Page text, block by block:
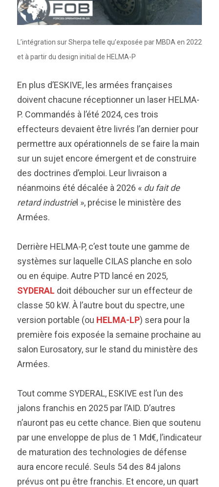
L’intégration sur Sherpa telle qu’exposée par MBDA en 2022
et à partir du design initial de HELMA-P
En plus d’ESKIVE, les armées françaises
doivent chacune réceptionner un laser HELMA-
P. Commandés à l’été 2024, ces trois
effecteurs devaient être livrés l’an dernier pour
permettre aux opérationnels de se faire la main
sur un sujet encore émergent et de construire
des doctrines d’emploi. Leur livraison a
néanmoins été décalée à 2026 « du fait de
retard industriel », précise le ministère des
Armées.
Derrière HELMA-P, c’est toute une gamme de
systèmes sur laquelle CILAS planche en solo
ou en équipe. Autre PTD lancé en 2025,
SYDERAL doit déboucher sur un effecteur de
classe 50 kW. À l’autre bout du spectre, une
version portable (ou HELMA-LP) sera pour la
première fois exposée la semaine prochaine au
salon Eurosatory, sur le stand du ministère des
Armées.
Tout comme SYDERAL, ESKIVE est l’un des
jalons franchis en 2025 par l’AID. D’autres
n’auront pas eu cette chance. Bien que soutenu
par une enveloppe de plus de 1 Md€, l’indicateur
de maturation des technologies de défense
aura encore reculé. Seuls 54 des 84 jalons
prévus ont pu être franchis. Et encore, un quart